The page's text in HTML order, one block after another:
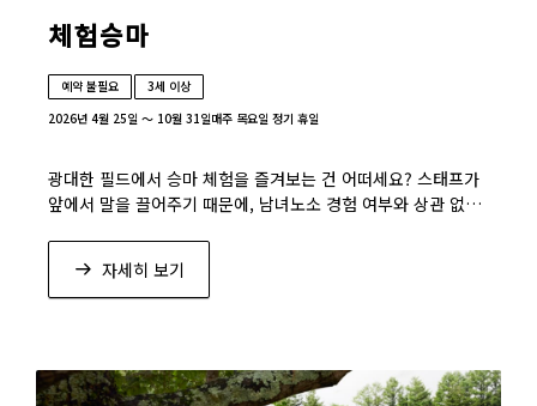
체험승마
예약 불필요
3세 이상
2026년 4월 25일 ～ 10월 31일매주 목요일 정기 휴일
광대한 필드에서 승마 체험을 즐겨보는 건 어떠세요? 스태프가
앞에서 말을 끌어주기 때문에, 남녀노소 경험 여부와 상관 없
자세히 보기